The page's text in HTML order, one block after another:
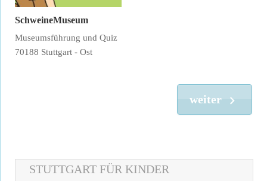
SchweineMuseum
Museumsführung und Quiz
70188 Stuttgart - Ost
weiter
STUTTGART FÜR KINDER